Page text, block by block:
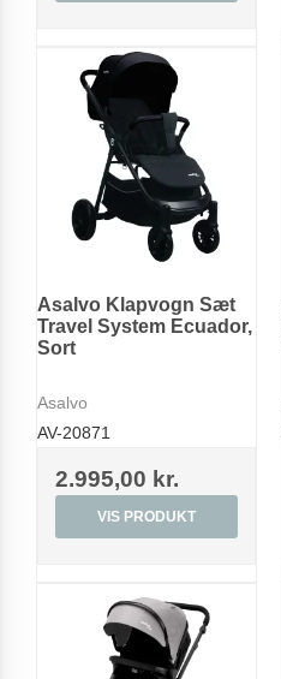
Asalvo Klapvogn Sæt
Travel System Ecuador,
Sort
Asalvo
AV-20871
2.995,00 kr.
VIS PRODUKT